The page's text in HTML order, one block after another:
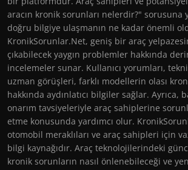
aracın kronik sorunları nelerdir?" sorusuna
doğru bilgiye ulaşmanın ne kadar önemli
KronikSorunlar.Net, geniş bir araç
çıkabilecek yaygın problemler hakkında
incelemeler sunar. Kullanıcı yorumları,
uzman görüşleri, farklı modellerin olası
hakkında aydınlatıcı bilgiler sağlar. Ayrıca,
onarım tavsiyeleriyle araç sahiplerine
etme konusunda yardımcı olur.
otomobil meraklıları ve araç sahipleri için
bilgi kaynağıdır. Araç teknolojilerindeki
kronik sorunların nasıl önlenebileceği ve